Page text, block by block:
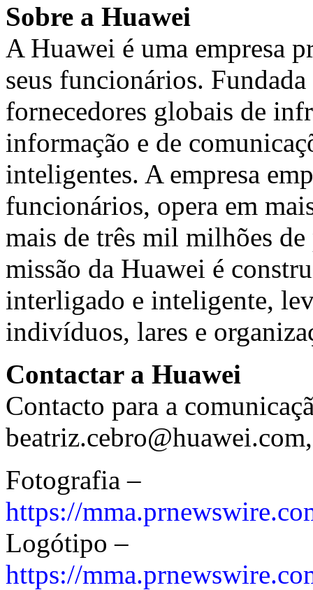
Sobre a Huawei
A Huawei é uma empresa
seus funcionários.
fornecedores globais de
informação e de
inteligentes. A empresa
funcionários, opera em
mais de três mil milhões
missão da Huawei é
interligado e inteligente,
indivíduos, lares e
Contactar a Huawei
Contacto para a
Fotografia –
https://
Logótipo –
https://